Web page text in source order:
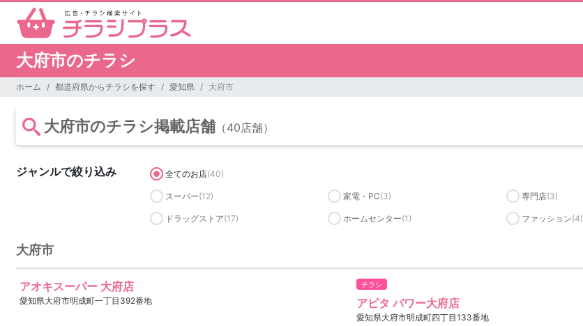
大府市のチラシ
ホーム 都道府県からチラシを探す 愛知県 大府市
大府市のチラシ掲載店舗 （40店舗）
ジャンルで絞り込み 全てのお店(40)
スーパー(12) 家電・PC(3) 専門店(3)
ドラッグストア(17) ホームセンター(1) ファッション(4)
大府市
アオキスーパー 大府店
愛知県大府市明成町一丁目392番地
チラシ
アピタ パワー大府店
愛知県大府市明成町四丁目133番地